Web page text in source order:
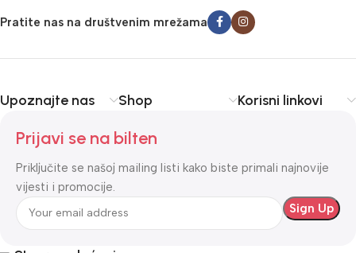
Pratite nas na društvenim mrežama
Upoznajte nas Shop Korisni linkovi
Prijavi se na bilten
Priključite se našoj mailing listi kako biste primali najnovije
vijesti i promocije.